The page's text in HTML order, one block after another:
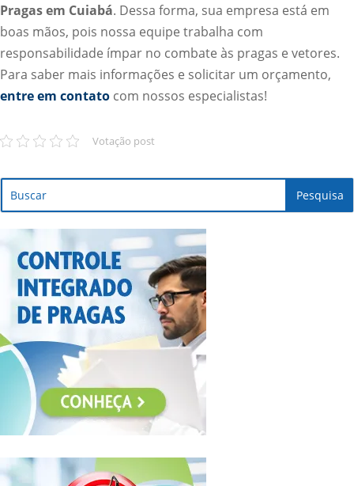
Pragas em Cuiabá. Dessa forma, sua empresa está em
boas mãos, pois nossa equipe trabalha com
responsabilidade ímpar no combate às pragas e vetores.
Para saber mais informações e solicitar um orçamento,
entre em contato com nossos especialistas!
Votação post